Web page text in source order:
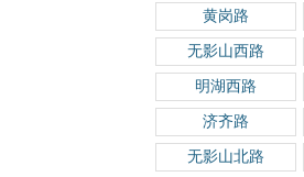
黄岗路
无影山西路
明湖西路
济齐路
无影山北路